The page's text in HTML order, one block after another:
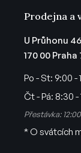
Prodejna a
U Průhonu
170 00 Praha
Po - St: 9:00 -
Čt - Pá: 8:30 -
Přestávka:
* O svátcích